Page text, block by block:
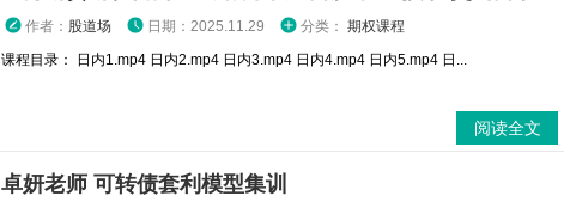
作者： 股道场 日期：2025.11.29 分类： 期权课程
课程目录： 日内1.mp4 日内2.mp4 日内3.mp4 日内4.mp4 日内5.mp4 日...
阅读全文
卓妍老师 可转债套利模型集训